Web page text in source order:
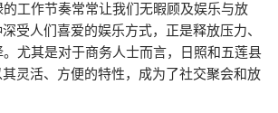
工作节奏常常让我们无暇顾及娱乐与放
受人们喜爱的娱乐方式，正是释放压力、
尤其是对于商务人士而言，日照和五莲县
灵活、方便的特性，成为了社交聚会和放